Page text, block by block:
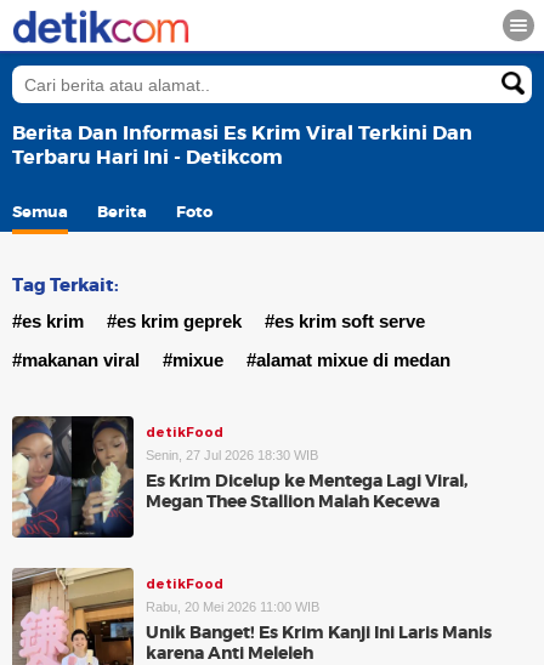
Berita Dan Informasi Es Krim Viral Terkini Dan
Terbaru Hari Ini - Detikcom
Semua Berita Foto
Tag Terkait:
#es krim #es krim geprek
#es krim soft serve
#makanan viral
#mixue #alamat mixue di medan
detikFood
Senin, 27 Jul 2026 18:30 WIB
Es Krim Dicelup ke Mentega Lagi Viral,
Megan Thee Stallion Malah Kecewa
detikFood
Rabu, 20 Mei 2026 11:00 WIB
Unik Banget! Es Krim Kanji Ini Laris Manis
karena Anti Meleleh